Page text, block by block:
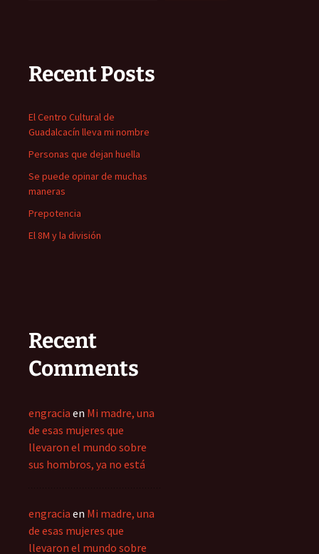
Recent Posts
El Centro Cultural de
Guadalcacín lleva mi nombre
Personas que dejan huella
Se puede opinar de muchas
maneras
Prepotencia
El 8M y la división
Recent
Comments
engracia en Mi madre, una
de esas mujeres que
llevaron el mundo sobre
sus hombros, ya no está
engracia en Mi madre, una
de esas mujeres que
llevaron el mundo sobre